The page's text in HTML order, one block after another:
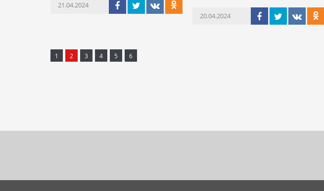
21.04.2024
20.04.2024
1 2 3 4 5 6